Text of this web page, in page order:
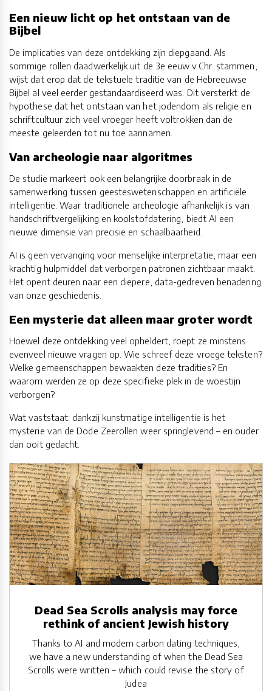
Een nieuw licht op het ontstaan van de
Bijbel
De implicaties van deze ontdekking zijn diepgaand. Als
sommige rollen daadwerkelijk uit de 3e eeuw v.Chr. stammen,
wijst dat erop dat de tekstuele traditie van de Hebreeuwse
Bijbel al veel eerder gestandaardiseerd was. Dit versterkt de
hypothese dat het ontstaan van het jodendom als religie en
schriftcultuur zich veel vroeger heeft voltrokken dan de
meeste geleerden tot nu toe aannamen.
Van archeologie naar algoritmes
De studie markeert ook een belangrijke doorbraak in de
samenwerking tussen geesteswetenschappen en artificiële
intelligentie. Waar traditionele archeologie afhankelijk is van
handschriftvergelijking en koolstofdatering, biedt AI een
nieuwe dimensie van precisie en schaalbaarheid.
AI is geen vervanging voor menselijke interpretatie, maar een
krachtig hulpmiddel dat verborgen patronen zichtbaar maakt.
Het opent deuren naar een diepere, data-gedreven benadering
van onze geschiedenis.
Een mysterie dat alleen maar groter wordt
Hoewel deze ontdekking veel opheldert, roept ze minstens
evenveel nieuwe vragen op. Wie schreef deze vroege teksten?
Welke gemeenschappen bewaakten deze tradities? En
waarom werden ze op deze specifieke plek in de woestijn
verborgen?
Wat vaststaat: dankzij kunstmatige intelligentie is het
mysterie van de Dode Zeerollen weer springlevend – en ouder
dan ooit gedacht.
Dead Sea Scrolls analysis may force
rethink of ancient Jewish history
Thanks to AI and modern carbon dating techniques,
we have a new understanding of when the Dead Sea
Scrolls were written – which could revise the story of
Judea